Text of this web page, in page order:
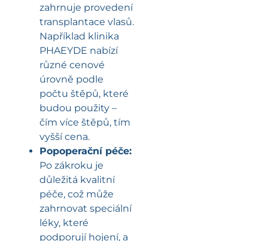
zahrnuje provedení
transplantace vlasů.
Například klinika
PHAEYDE nabízí
různé cenové
úrovně podle
počtu štěpů, které
budou použity –
čím více štěpů, tím
vyšší cena.
Popoperační péče:
Po zákroku je
důležitá kvalitní
péče, což může
zahrnovat speciální
léky, které
podporují hojení, a